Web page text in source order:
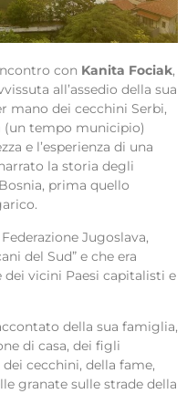
con Kanita Fociak,
all’assedio della sua
mano dei cecchini Serbi,
(un tempo municipio)
e l’esperienza di una
la storia degli
prima quello
Jugoslava,
del Sud” e che era
vicini Paesi capitalisti e
della sua famiglia,
di casa, dei figli
cecchini, della fame,
granate sulle strade della